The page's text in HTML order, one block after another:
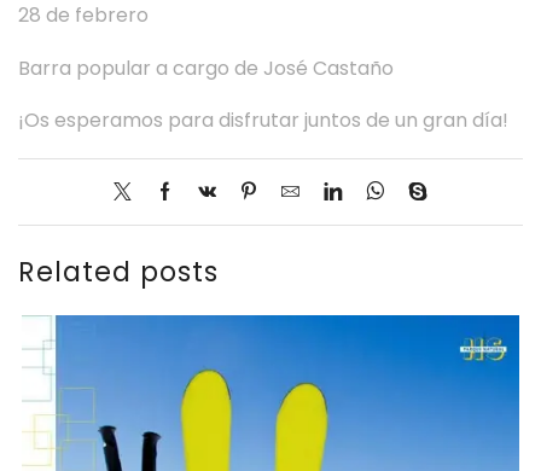
28 de febrero
Barra popular a cargo de José Castaño
¡Os esperamos para disfrutar juntos de un gran día!
Related posts